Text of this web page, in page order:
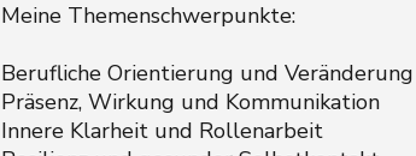
Meine Themenschwerpunkte:
Berufliche Orientierung und Veränderung
Präsenz, Wirkung und Kommunikation
Innere Klarheit und Rollenarbeit